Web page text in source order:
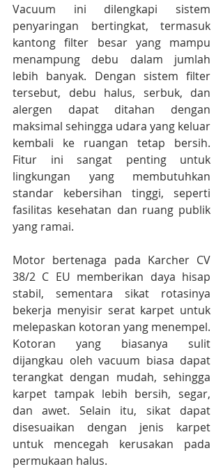
Vacuum ini dilengkapi sistem
penyaringan bertingkat, termasuk
kantong filter besar yang mampu
menampung debu dalam jumlah
lebih banyak. Dengan sistem filter
tersebut, debu halus, serbuk, dan
alergen dapat ditahan dengan
maksimal sehingga udara yang keluar
kembali ke ruangan tetap bersih.
Fitur ini sangat penting untuk
lingkungan yang membutuhkan
standar kebersihan tinggi, seperti
fasilitas kesehatan dan ruang publik
yang ramai.
Motor bertenaga pada Karcher CV
38/2 C EU memberikan daya hisap
stabil, sementara sikat rotasinya
bekerja menyisir serat karpet untuk
melepaskan kotoran yang menempel.
Kotoran yang biasanya sulit
dijangkau oleh vacuum biasa dapat
terangkat dengan mudah, sehingga
karpet tampak lebih bersih, segar,
dan awet. Selain itu, sikat dapat
disesuaikan dengan jenis karpet
untuk mencegah kerusakan pada
permukaan halus.